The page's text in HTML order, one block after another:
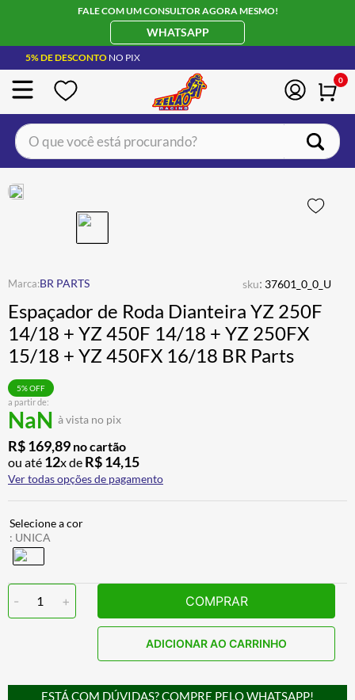
FALE COM UM CONSULTOR AGORA MESMO!
WHATSAPP
5% DE DESCONTO NO PIX
0
O que você está procurando?
BR PARTS sku: 37601_0_0_U
Espaçador de Roda Dianteira YZ 250F
14/18 + YZ 450F 14/18 + YZ 250FX
15/18 + YZ 450FX 16/18 BR Parts
a partir de:
NaN à vista no pix
5% OFF
R$169,89 no cartão
ou até 12x de R$14,15
Ver todas opções de pagamento
: UNICA
- 1 + COMPRAR
ADICIONAR AO CARRINHO
ESTÁ COM DÚVIDAS? COMPRE PELO WHATSAPP!
BOTA
4º ÓCULOS SOLAR
5º LUVA
6 º BAU
7 º ALPINESTAR
8º
9 º CALÇA
10º BOTAS